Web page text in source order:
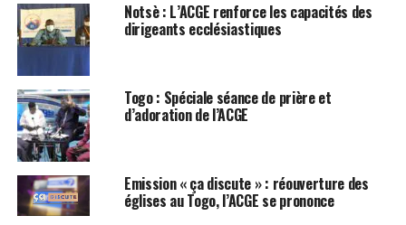
Notsè : L’ACGE renforce les capacités des
dirigeants ecclésiastiques
Togo : Spéciale séance de prière et
d’adoration de l’ACGE
Emission « ça discute » : réouverture des
églises au Togo, l’ACGE se prononce